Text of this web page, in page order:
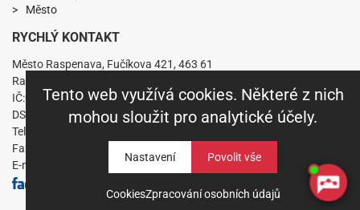
Tento web využívá cookies. Některé z nich
mohou sloužit pro analytické účely.
Nastavení
CookiesZpracování osobních údajů
Město
RYCHLÝ KONTAKT
Město Raspenava, Fučíkova 421, 463 61
Raspenava
IČ:00263141 DIČ:CZ00263141
DS: nkabbs6
Telefon: +420 482 360 431
Fax: +420 482 319 229
E-mail:
mesto.raspenava@raspenava.cz